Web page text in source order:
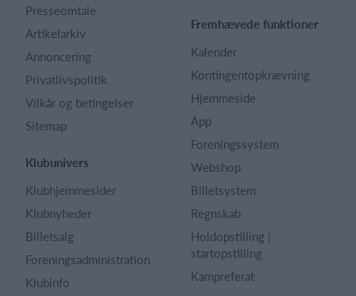
Presseomtale
Artikelarkiv
Annoncering
Privatlivspolitik
Vilkår og betingelser
Sitemap
Klubunivers
Klubhjemmesider
Klubnyheder
Billetsalg
Foreningsadministration
Klubinfo
Fremhævede funktioner
Kalender
Kontingentopkrævning
Hjemmeside
App
Foreningssystem
Webshop
Billetsystem
Regnskab
Holdopstilling |
startopstilling
Kampreferat